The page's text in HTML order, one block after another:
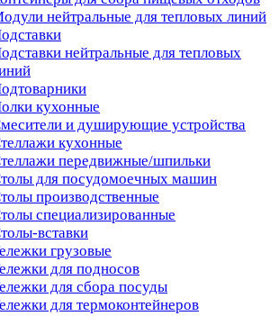
нейтральные для тепловых линий
нейтральные для тепловых
кухонные
и душирующие устройства
кухонные
передвижные/шпильки
для посудомоечных машин
производственные
специализированные
вставки
грузовые
для подносов
для сбора посуды
для термоконтейнеров